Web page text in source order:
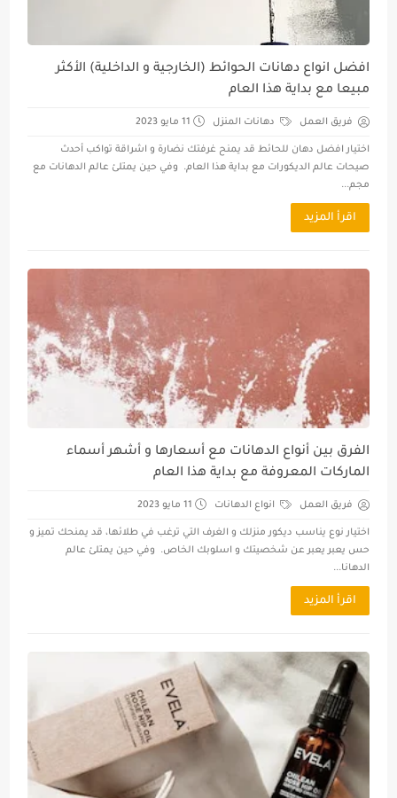
افضل انواع دهانات الحوائط (الخارجية و الداخلية) الأكثر
مبيعا مع بداية هذا العام
فريق العمل دهانات المنزل 11 مايو 2023
اختيار افضل دهان للحائط قد يمنح غرفتك نضارة و اشراقة تواكب أحدث
صيحات عالم الديكورات مع بداية هذا العام. وفي حين يمتلئ عالم الدهانات مع
مجم...
اقرأ المزيد
الفرق بين أنواع الدهانات مع أسعارها و أشهر أسماء
الماركات المعروفة مع بداية هذا العام
فريق العمل انواع الدهانات 11 مايو 2023
اختيار نوع يناسب ديكور منزلك و الغرف التي ترغب في طلائها، قد يمنحك تميز و
حس يعبر يعبر عن شخصيتك و اسلوبك الخاص. وفي حين يمتلئ عالم
الدهانا...
اقرأ المزيد